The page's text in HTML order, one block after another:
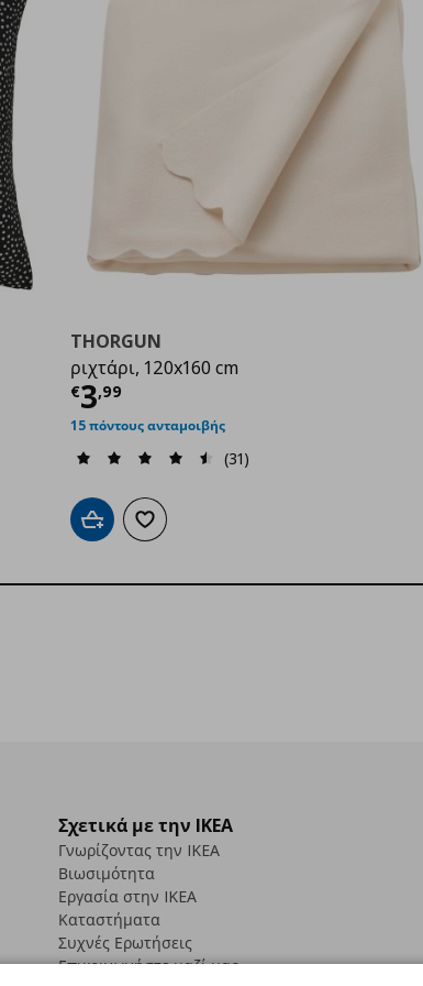
THORGUN
ριχτάρι, 120x160 cm
€3,99
Τρέχουσα τιμή
15 πόντους ανταμοιβής
(31)
Προσθήκη στο καλάθι
Προσθήκη στα αγαπημένα
Σχετικά με την IKEA
Γνωρίζοντας την IKEA
Βιωσιμότητα
Εργασία στην IKEA
Καταστήματα
Συχνές Ερωτήσεις
Επικοινωνήστε μαζί μας